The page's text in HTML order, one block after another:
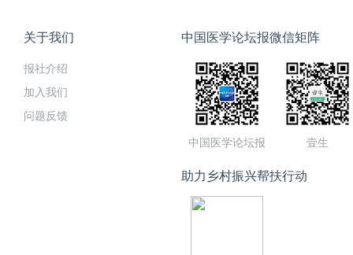
关于我们
报社介绍
加入我们
问题反馈
中国医学论坛报微信矩阵
中国医学论坛报 壹生
助力乡村振兴帮扶行动